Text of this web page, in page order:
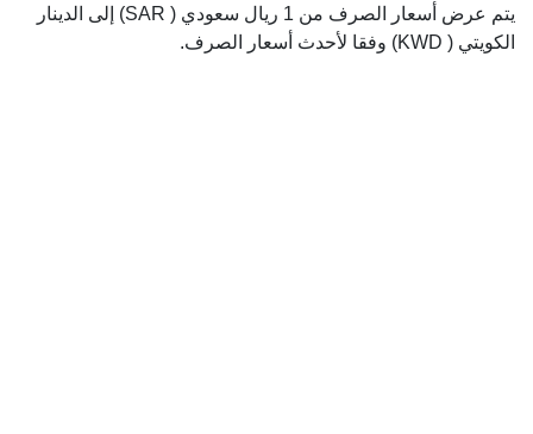
يتم عرض أسعار الصرف من 1 ريال سعودي ( SAR) إلى الدينار
الكويتي ( KWD) وفقا لأحدث أسعار الصرف.